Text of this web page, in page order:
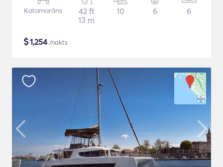
Katamarāns
42 ft
13 m
10 6 6
$1,254/nakts